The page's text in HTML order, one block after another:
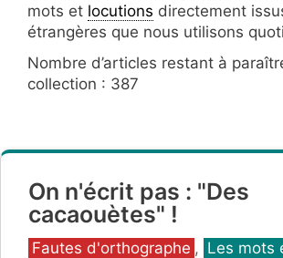
mots et locutions directement
étrangères que nous utilisons
Nombre d’articles restant à
collection : 387
On n'écrit pas : "Des
cacaouètes" !
Catégories
Fautes d'orthographe , Les mots